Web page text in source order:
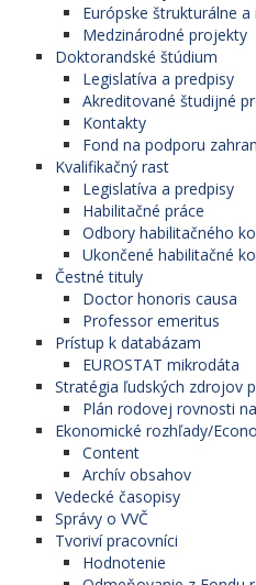
Európske štrukturálne a
Medzinárodné projekty
Doktorandské štúdium
Legislatíva a predpisy
Akreditované študijné
Kontakty
Fond na podporu
Kvalifikačný rast
Legislatíva a predpisy
Habilitačné práce
Odbory habilitačného
Ukončené habilitačné
Čestné tituly
Doctor honoris causa
Professor emeritus
Prístup k databázam
EUROSTAT mikrodáta
Stratégia ľudských zdrojov
Plán rodovej rovnosti
Ekonomické rozhľady/
Content
Archív obsahov
Vedecké časopisy
Správy o VVČ
Tvoriví pracovníci
Hodnotenie